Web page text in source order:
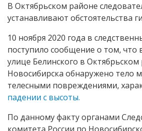
В Октябрьском районе
устанавливают обстоятельства
10 ноября 2020 года в
поступило сообщение о том, что
улице Белинского в
Новосибирска обнаружено тело
телесными повреждениями,
падении с высоты.
По данному факту органами